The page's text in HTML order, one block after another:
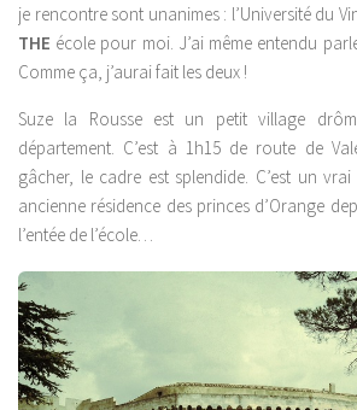
je rencontre sont unanimes : l’Université du
THE école pour moi. J’ai même entendu
Comme ça, j’aurai fait les deux !
Suze la Rousse est un petit village
département. C’est à 1h15 de route de
gâcher, le cadre est splendide. C’est un
ancienne résidence des princes d’Orange
l’entée de l’école…